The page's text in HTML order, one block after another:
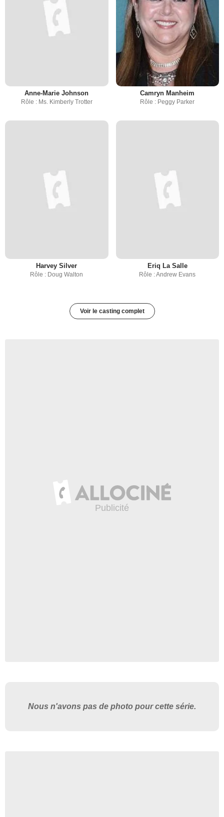
Anne-Marie Johnson
Rôle : Ms. Kimberly Trotter
Camryn Manheim
Rôle : Peggy Parker
Harvey Silver
Rôle : Doug Walton
Eriq La Salle
Rôle : Andrew Evans
Voir le casting complet
Nous n'avons pas de photo pour cette série.